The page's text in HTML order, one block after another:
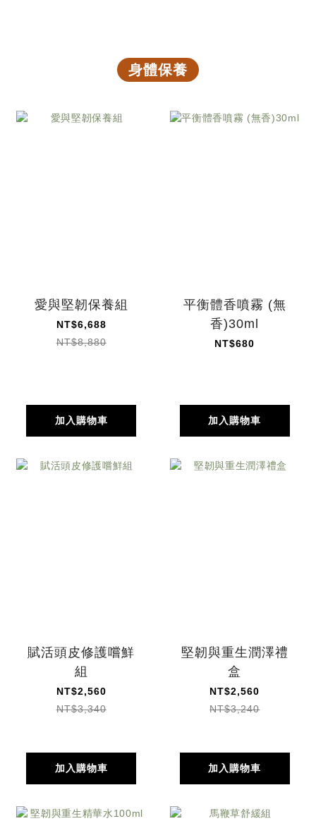
身體保養
愛與堅韌保養組
NT$6,688
NT$8,880
加入購物車
平衡體香噴霧 (無
香)30ml
NT$680
加入購物車
賦活頭皮修護嚐鮮
組
NT$2,560
NT$3,340
加入購物車
堅韌與重生潤澤禮
盒
NT$2,560
NT$3,240
加入購物車